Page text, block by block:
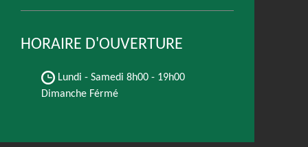
HORAIRE D'OUVERTURE
Lundi - Samedi 8h00 - 19h00
Dimanche Férmé